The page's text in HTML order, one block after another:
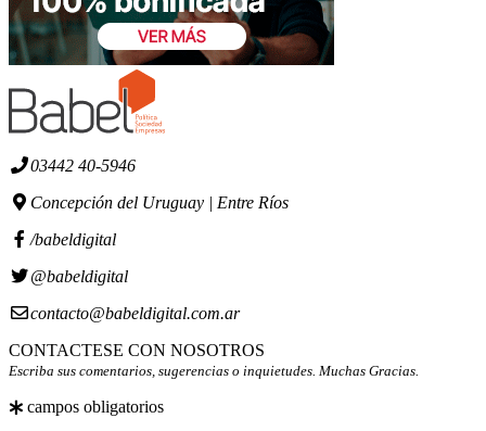
03442 40-5946
Concepción del Uruguay | Entre Ríos
/babeldigital
@babeldigital
contacto@babeldigital.com.ar
CONTACTESE CON NOSOTROS
Escriba sus comentarios, sugerencias o inquietudes. Muchas Gracias.
campos obligatorios